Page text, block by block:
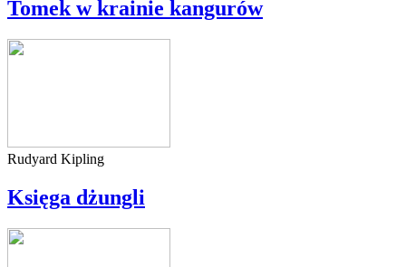
Tomek w krainie kangurów
Rudyard Kipling
Księga dżungli